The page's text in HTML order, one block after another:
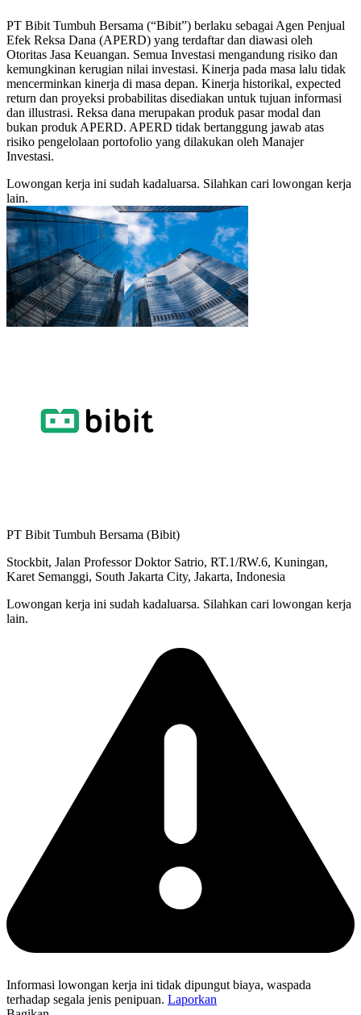
PT Bibit Tumbuh Bersama (“Bibit”) berlaku sebagai Agen Penjual
Efek Reksa Dana (APERD) yang terdaftar dan diawasi oleh
Otoritas Jasa Keuangan. Semua Investasi mengandung risiko dan
kemungkinan kerugian nilai investasi. Kinerja pada masa lalu tidak
mencerminkan kinerja di masa depan. Kinerja historikal, expected
return dan proyeksi probabilitas disediakan untuk tujuan informasi
dan illustrasi. Reksa dana merupakan produk pasar modal dan
bukan produk APERD. APERD tidak bertanggung jawab atas
risiko pengelolaan portofolio yang dilakukan oleh Manajer
Investasi.
Lowongan kerja ini sudah kadaluarsa. Silahkan cari lowongan kerja
lain.
PT Bibit Tumbuh Bersama (Bibit)
Stockbit, Jalan Professor Doktor Satrio, RT.1/RW.6, Kuningan,
Karet Semanggi, South Jakarta City, Jakarta, Indonesia
Lowongan kerja ini sudah kadaluarsa. Silahkan cari lowongan kerja
lain.
Informasi lowongan kerja ini tidak dipungut biaya, waspada
terhadap segala jenis penipuan. Laporkan